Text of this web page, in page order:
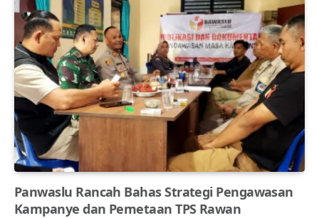
Panwaslu Rancah Bahas Strategi Pengawasan
Kampanye dan Pemetaan TPS Rawan